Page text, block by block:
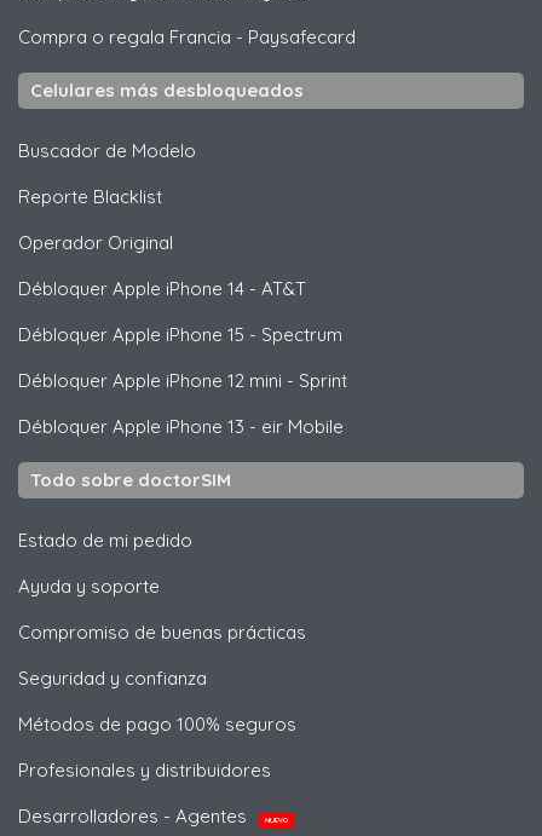
Compra o regala Francia - Paysafecard
Celulares más desbloqueados
Buscador de Modelo
Reporte Blacklist
Operador Original
Débloquer Apple iPhone 14 - AT&T
Débloquer Apple iPhone 15 - Spectrum
Débloquer Apple iPhone 12 mini - Sprint
Débloquer Apple iPhone 13 - eir Mobile
Todo sobre doctorSIM
Estado de mi pedido
Ayuda y soporte
Compromiso de buenas prácticas
Seguridad y confianza
Métodos de pago 100% seguros
Profesionales y distribuidores
Desarrolladores - Agentes
NUEVO